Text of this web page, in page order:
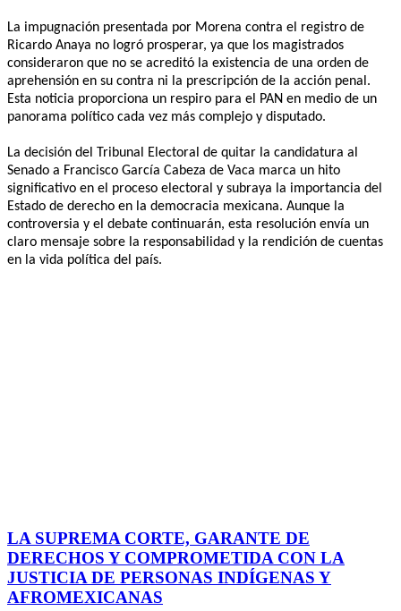
La impugnación presentada por Morena contra el registro de
Ricardo Anaya no logró prosperar, ya que los magistrados
consideraron que no se acreditó la existencia de una orden de
aprehensión en su contra ni la prescripción de la acción penal.
Esta noticia proporciona un respiro para el PAN en medio de un
panorama político cada vez más complejo y disputado.
La decisión del Tribunal Electoral de quitar la candidatura al
Senado a Francisco García Cabeza de Vaca marca un hito
significativo en el proceso electoral y subraya la importancia del
Estado de derecho en la democracia mexicana. Aunque la
controversia y el debate continuarán, esta resolución envía un
claro mensaje sobre la responsabilidad y la rendición de cuentas
en la vida política del país.
LA SUPREMA CORTE, GARANTE DE
DERECHOS Y COMPROMETIDA CON LA
JUSTICIA DE PERSONAS INDÍGENAS Y
AFROMEXICANAS